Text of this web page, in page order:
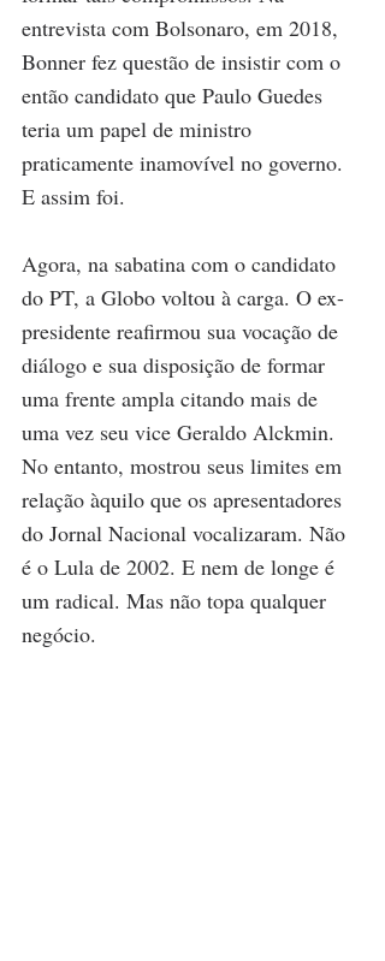
entrevista com Bolsonaro, em 2018,
Bonner fez questão de insistir com o
então candidato que Paulo Guedes
teria um papel de ministro
praticamente inamovível no governo.
E assim foi.
Agora, na sabatina com o candidato
do PT, a Globo voltou à carga. O ex-
presidente reafirmou sua vocação de
diálogo e sua disposição de formar
uma frente ampla citando mais de
uma vez seu vice Geraldo Alckmin.
No entanto, mostrou seus limites em
relação àquilo que os apresentadores
do Jornal Nacional vocalizaram. Não
é o Lula de 2002. E nem de longe é
um radical. Mas não topa qualquer
negócio.